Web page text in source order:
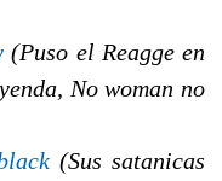
(Puso el Reagge en
No woman no
(Sus satanicas